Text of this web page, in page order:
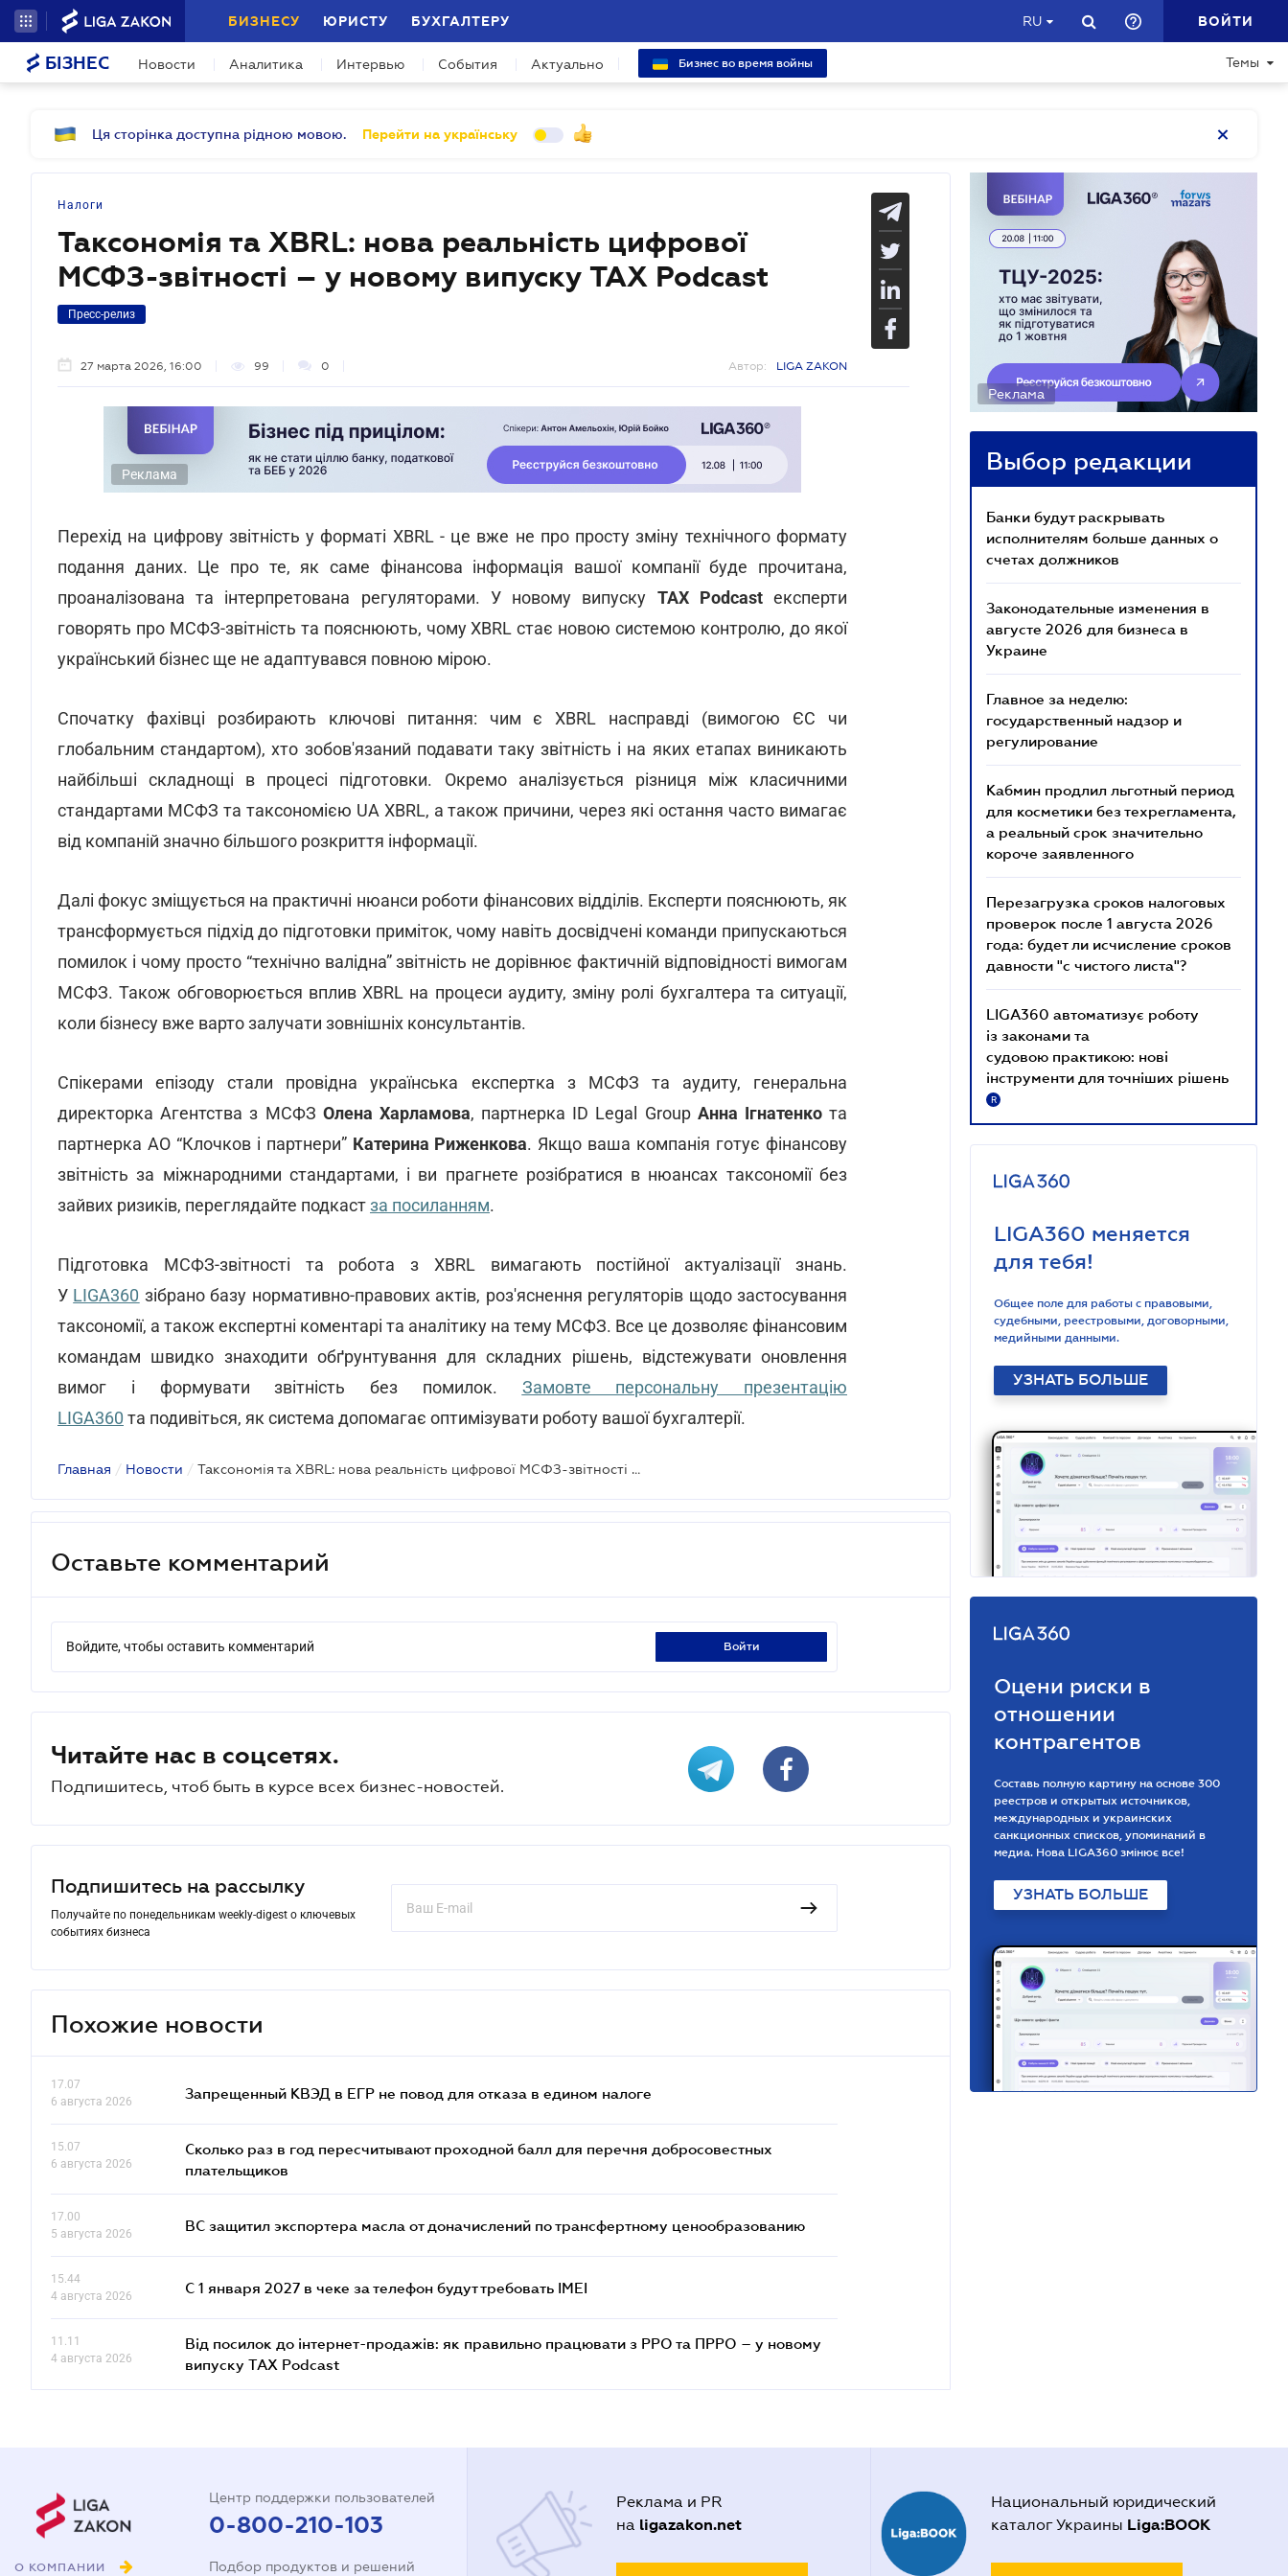
БИЗНЕСУ ЮРИСТУ БУХГАЛТЕРУ RU ВОЙТИ
БІЗНЕС Новости Аналитика Интервью События Актуально Бизнес во время войны Темы
Ця сторінка доступна рідною мовою. Перейти на українську
Налоги
Таксономія та XBRL: нова реальність цифрової
МСФЗ-звітності – у новому випуску TAX Podcast
Пресс-релиз
27 марта 2026, 16:00 99 0 Автор: LIGA ZAKON
Реклама
Перехід на цифрову звітність у форматі XBRL - це вже не про просту зміну технічного формату
подання даних. Це про те, як саме фінансова інформація вашої компанії буде прочитана,
проаналізована та інтерпретована регуляторами. У новому випуску TAX Podcastексперти
говорять про МСФЗ-звітність та пояснюють, чому XBRL стає новою системою контролю, до якої
український бізнес ще не адаптувався повною мірою.
Спочатку фахівці розбирають ключові питання: чим є XBRL насправді (вимогою ЄС чи
глобальним стандартом), хто зобов'язаний подавати таку звітність і на яких етапах виникають
найбільші складнощі в процесі підготовки. Окремо аналізується різниця між класичними
стандартами МСФЗ та таксономією UA XBRL, а також причини, через які остання часто вимагає
від компаній значно більшого розкриття інформації.
Далі фокус зміщується на практичні нюанси роботи фінансових відділів. Експерти пояснюють, як
трансформується підхід до підготовки приміток, чому навіть досвідчені команди припускаються
помилок і чому просто “технічно валідна” звітність не дорівнює фактичній відповідності вимогам
МСФЗ. Також обговорюється вплив XBRL на процеси аудиту, зміну ролі бухгалтера та ситуації,
коли бізнесу вже варто залучати зовнішніх консультантів.
Спікерами епізоду стали провідна українська експертка з МСФЗ та аудиту, генеральна
директорка Агентства з МСФЗ Олена Харламова, партнерка ID Legal Group Анна Ігнатенкота
партнерка АО “Клочков і партнери” Катерина Риженкова. Якщо ваша компанія готує фінансову
звітність за міжнародними стандартами, і ви прагнете розібратися в нюансах таксономії без
зайвих ризиків, переглядайте подкастза посиланням.
Підготовка МСФЗ-звітності та робота з XBRL вимагають постійної актуалізації знань.
У LIGA360 зібрано базу нормативно-правових актів, роз'яснення регуляторів щодо застосування
таксономії, а також експертні коментарі та аналітику на тему МСФЗ. Все це дозволяє фінансовим
командам швидко знаходити обґрунтування для складних рішень, відстежувати оновлення
вимог і формувати звітність без помилок. Замовте персональну презентацію
LIGA360 та подивіться, як система допомагає оптимізувати роботу вашої бухгалтерії.
Главная / Новости / Таксономія та XBRL: нова реальність цифрової МСФЗ-звітності – у новому випуску TAX Podcast
Оставьте комментарий
Войдите, чтобы оставить комментарий войти
Читайте нас в соцсетях.
Подпишитесь, чтоб быть в курсе всех бизнес-новостей.
Подпишитесь на рассылку
Получайте по понедельникам weekly-digest о ключевых
событиях бизнеса
Похожие новости
17.07
6 августа 2026
Запрещенный КВЭД в ЕГР не повод для отказа в едином налоге
15.07
6 августа 2026
Сколько раз в год пересчитывают проходной балл для перечня добросовестных
плательщиков
17.00
5 августа 2026
ВС защитил экспортера масла от доначислений по трансфертному ценообразованию
15.44
4 августа 2026
С 1 января 2027 в чеке за телефон будут требовать IMEI
11.11
4 августа 2026
Від посилок до інтернет-продажів: як правильно працювати з РРО та ПРРО – у новому
випуску TAX Podcast
Реклама
Выбор редакции
Банки будут раскрывать
исполнителям больше данных о
счетах должников
Законодательные изменения в
августе 2026 для бизнеса в
Украине
Главное за неделю:
государственный надзор и
регулирование
Кабмин продлил льготный период
для косметики без техрегламента,
а реальный срок значительно
короче заявленного
Перезагрузка сроков налоговых
проверок после 1 августа 2026
года: будет ли исчисление сроков
давности "с чистого листа"?
LIGA360 автоматизує роботу
із законами та
судовою практикою: нові
інструменти для точніших рішень
R
LIGA360 меняется
для тебя!
Общее поле для работы с правовыми,
судебными, реестровыми, договорными,
медийными данными.
УЗНАТЬ БОЛЬШЕ
Оцени риски в
отношении
контрагентов
Составь полную картину на основе 300
реестров и открытых источников,
международных и украинских
санкционных списков, упоминаний в
медиа. Нова LIGA360 змінює все!
УЗНАТЬ БОЛЬШЕ
О КОМПАНИИ
Центр поддержки пользователей
0-800-210-103
Подбор продуктов и решений
Реклама и PR
на ligazakon.net
Национальный юридический
каталог Украины Liga:BOOK